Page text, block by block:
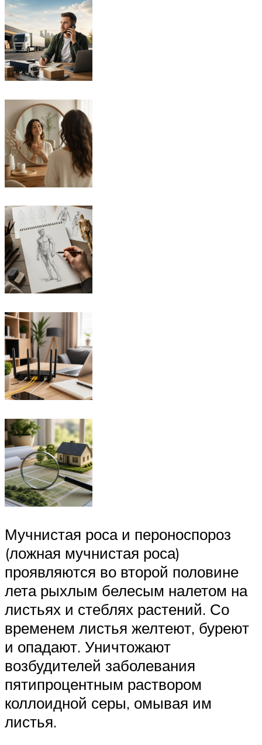
Мучнистая роса и пероноспороз
(ложная мучнистая роса)
проявляются во второй половине
лета рыхлым белесым налетом на
листьях и стеблях растений. Со
временем листья желтеют, буреют
и опадают. Уничтожают
возбудителей заболевания
пятипроцентным раствором
коллоидной серы, омывая им
листья.